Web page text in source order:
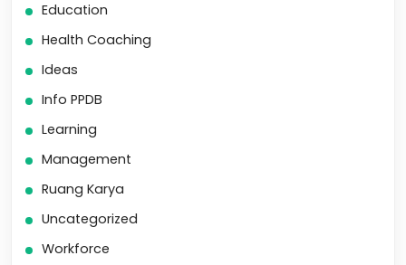
Education
Health Coaching
Ideas
Info PPDB
Learning
Management
Ruang Karya
Uncategorized
Workforce